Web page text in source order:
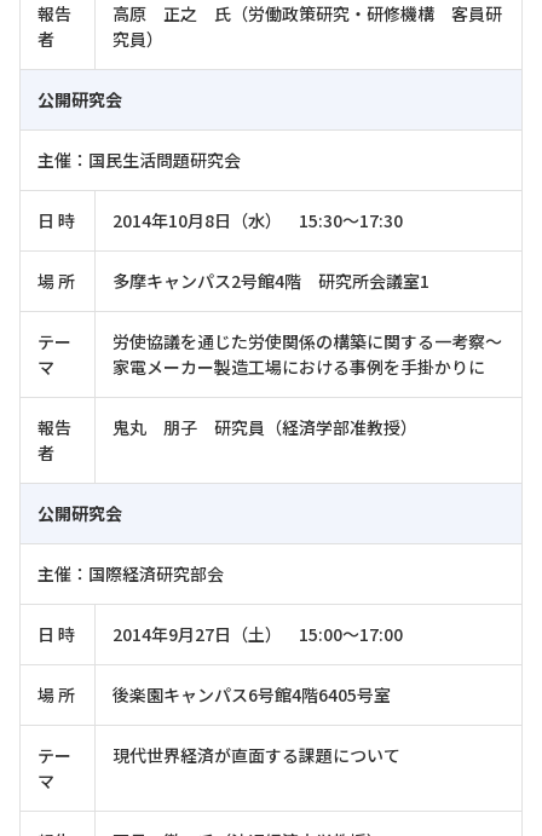
報告
者
高原 正之 氏（労働政策研究・研修機構 客員研
究員）
公開研究会
主催：国民生活問題研究会
日 時 2014年10月8日（水） 15:30～17:30
場 所 多摩キャンパス2号館4階 研究所会議室1
テー
マ
労使協議を通じた労使関係の構築に関する一考察～
家電メーカー製造工場における事例を手掛かりに
報告
者
鬼丸 朋子 研究員（経済学部准教授）
公開研究会
主催：国際経済研究部会
日 時 2014年9月27日（土） 15:00～17:00
場 所 後楽園キャンパス6号館4階6405号室
テー
マ
現代世界経済が直面する課題について